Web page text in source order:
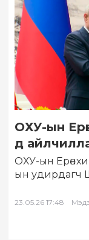
ОХУ-ын
д
ОХУ-ын
ын удирдагч
хөршийн
23.05.26 17:48